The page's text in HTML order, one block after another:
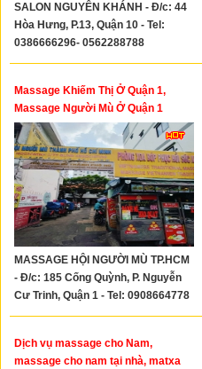
SALON NGUYÊN KHÁNH - Đ/c: 44
Hòa Hưng, P.13, Quận 10 - Tel:
0386666296- 0562288788
Massage Khiếm Thị Ở Quận 1,
Massage Người Mù Ở Quận 1
MASSAGE HỘI NGƯỜI MÙ TP.HCM
- Đ/c: 185 Cống Quỳnh, P. Nguyễn
Cư Trinh, Quận 1 - Tel: 0908664778
Dịch vụ massage cho Nam,
massage cho nam tại nhà, matxa